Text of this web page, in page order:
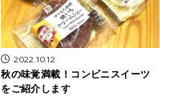
2022.10.12
秋の味覚満載！コンビニスイーツ
をご紹介します